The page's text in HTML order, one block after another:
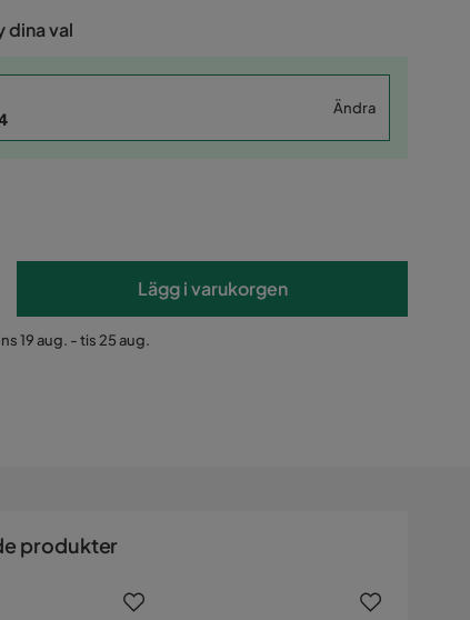
dina val
Ändra
Lägg i varukorgen
19 aug. - tis 25 aug.
produkter